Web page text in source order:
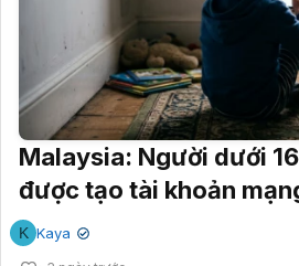
Malaysia: Người dưới
được tạo tài khoản
K Kaya ✔